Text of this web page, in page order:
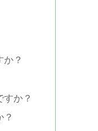
か？
か？
？